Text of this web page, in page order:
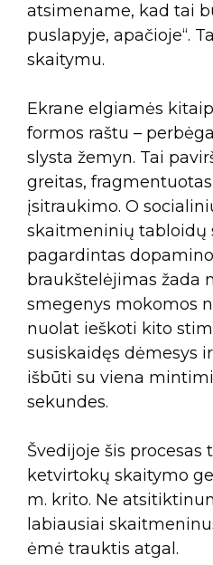
atsimename, kad tai
puslapyje, apačioje“.
skaitymu.
Ekrane elgiamės
formos raštu –
slysta žemyn. Tai
greitas,
įsitraukimo. O
skaitmeninių tabloidų
pagardintas
braukštelėjimas žada
smegenys mokomos
nuolat ieškoti kito
susiskaidęs dėmesys
išbūti su viena
sekundes.
Švedijoje šis procesas
ketvirtokų skaitymo
m. krito. Ne
labiausiai
ėmė trauktis atgal.